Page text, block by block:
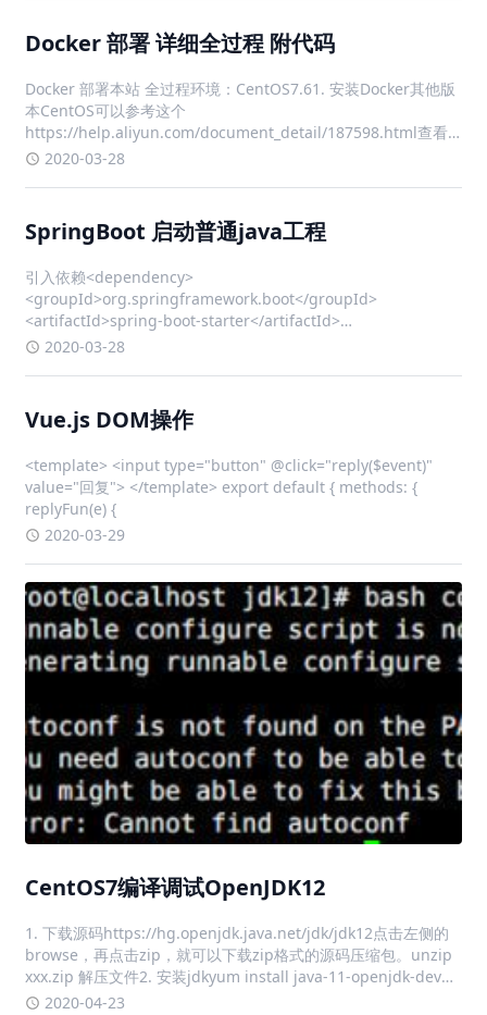
Docker 部署 详细全过程 附代码
Docker 部署本站 全过程环境：CentOS7.61. 安装Docker其他版
本CentOS可以参考这个
https://help.aliyun.com/document_detail/187598.html查看
本机内核版本，内核版本需高于 3.10uname -r 确保 yum 包最新
2020-03-28
SpringBoot 启动普通java工程
引入依赖<dependency>
<groupId>org.springframework.boot</groupId>
<artifactId>spring-boot-starter</artifactId>
<version>2.0.9</version> </dependency>
2020-03-28
Vue.js DOM操作
<template> <input type="button" @click="reply($event)"
value="回复"> </template> export default { methods: {
replyFun(e) {
2020-03-29
CentOS7编译调试OpenJDK12
1. 下载源码https://hg.openjdk.java.net/jdk/jdk12点击左侧的
browse，再点击zip，就可以下载zip格式的源码压缩包。unzip
xxx.zip 解压文件2. 安装jdkyum install java-11-openjdk-devel
-y3. 运行con
2020-04-23